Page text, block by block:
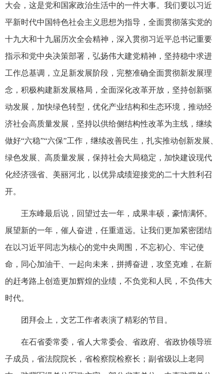
大会，这是党和国家政治生活中的一件大事。我们要以习近
平新时代中国特色社会主义思想为指导，全面贯彻落实党的
十九大和十九届历次全会精神，深入贯彻习近平总书记重要
指示和党中央决策部署，弘扬伟大建党精神，坚持稳中求进
工作总基调，立足新发展阶段，完整准确全面贯彻新发展理
念，积极构建新发展格局，全面深化改革开放，坚持创新驱
动发展，加快绿色转型，优化产业结构和生态环境，推动经
济社会高质量发展，坚持以供给侧结构性改革为主线，继续
做好“六稳”“六保”工作，继续改善民生，扎实推动创新发展、
绿色发展、高质量发展，保持社会大局稳定，加快建设现代
化经济强省、美丽河北，以优异成绩迎接党的二十大胜利召
开。
王东峰最后说，回望过去一年，成果丰硕，豪情满怀。
展望新的一年，催人奋进，任重道远。让我们更加紧密团结
在以习近平同志为核心的党中央周围，不忘初心、牢记使
命，同心加油干、一起向未来，拼搏奋进，攻坚克难，在新
的赶考路上创造更加辉煌的业绩，不负党和人民，不负伟大
时代。
团拜会上，文艺工作者表演了精彩的节目。
在石省委常委，省人大常委会、省政府、省政协领导班
子成员，省法院院长，省检察院检察长；副省级以上老同